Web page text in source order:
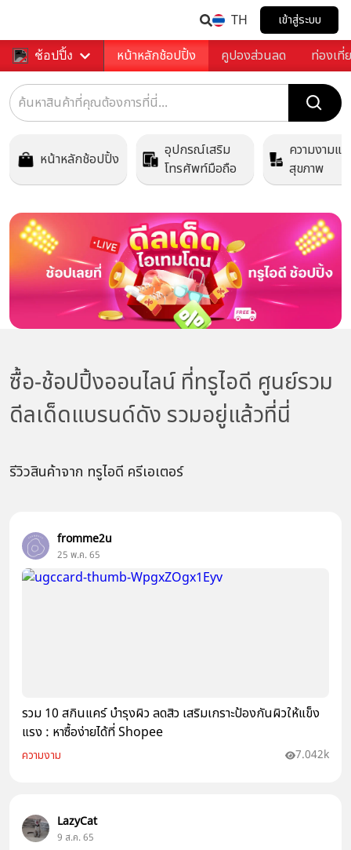
TH เข้าสู่ระบบ
ช้อปปิ้ง หน้าหลักช้อปปิ้ง คูปองส่วนลด ท่องเที่
หน้าหลักช้อปปิ้ง
อุปกรณ์เสริม
โทรศัพท์มือถือ
ความงามแล
สุขภาพ
ซื้อ-ช้อปปิ้งออนไลน์ ที่ทรูไอดี ศูนย์รวม
ดีลเด็ดแบรนด์ดัง รวมอยู่แล้วที่นี่
รีวิวสินค้าจาก ทรูไอดี ครีเอเตอร์
fromme2u
25 พ.ค. 65
รวม 10 สกินแคร์ บำรุงผิว ลดสิว เสริมเกราะป้องกันผิวให้แข็ง
แรง : หาซื้อง่ายได้ที่ Shopee
ความงาม 7.042k
LazyCat
9 ส.ค. 65